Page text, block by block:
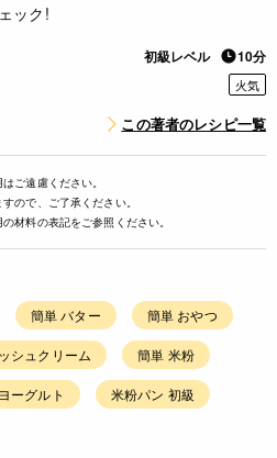
ック!
初級レベル 10分
火気
この著者のレシピ一覧
ご遠慮ください。
ので、ご了承ください。
材料の表記をご参照ください。
簡単 バター 簡単 おやつ
シュクリーム 簡単 米粉
ーグルト 米粉パン 初級